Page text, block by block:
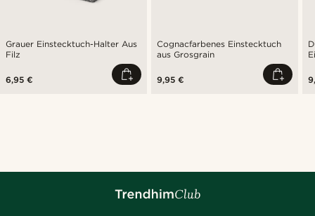
Grauer Einstecktuch-Halter Aus
Filz
6,95 €
Cognacfarbenes Einstecktuch
aus Grosgrain
9,95 €